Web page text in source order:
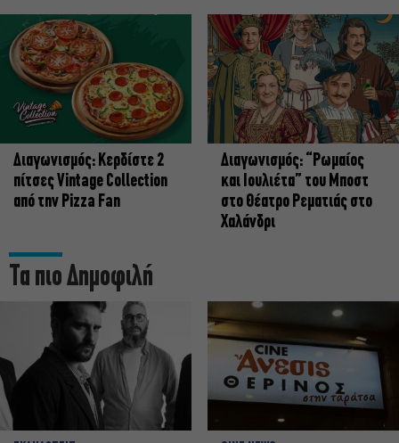
Διαγωνισμός: Κερδίστε 2
πίτσες Vintage Collection
από την Pizza Fan
Διαγωνισμός: “Ρωμαίος
και Ιουλιέτα” του Μποστ
στο Θέατρο Ρεματιάς στο
Χαλάνδρι
Τα πιο Δημοφιλή